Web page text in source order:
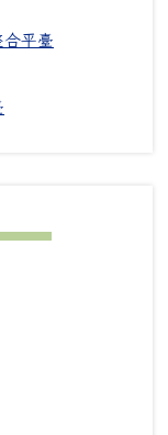
合平臺